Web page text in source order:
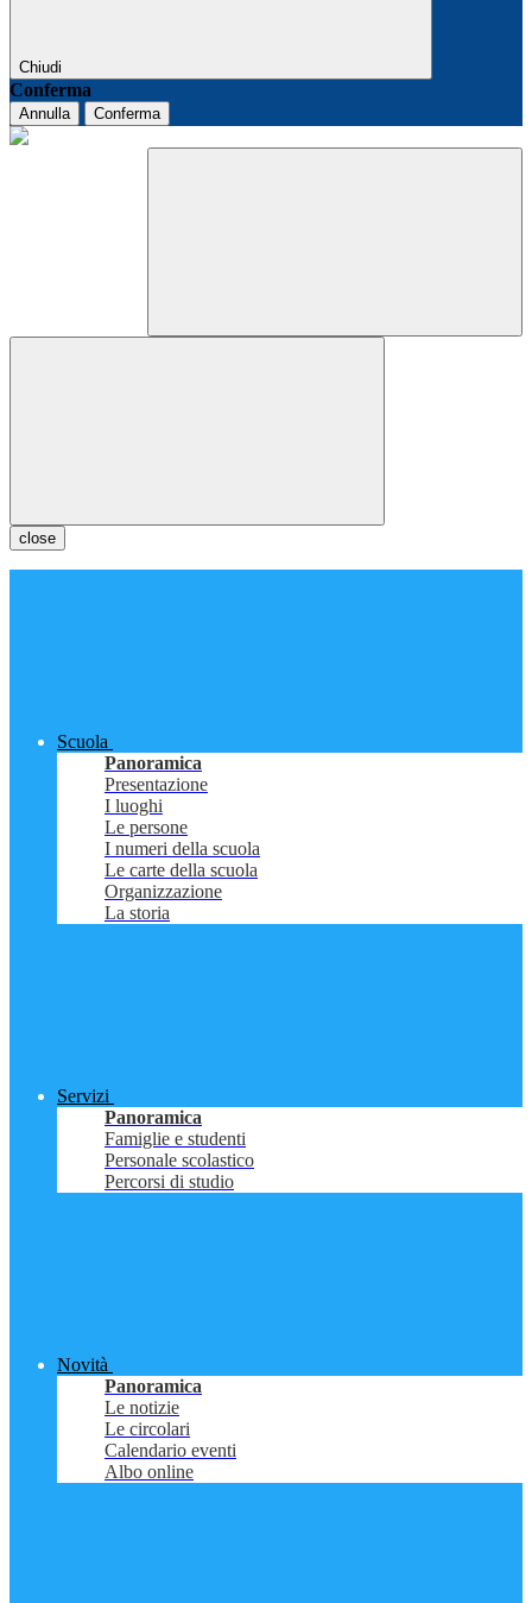
Chiudi
Conferma
Annulla Conferma
close
Scuola
Panoramica
Presentazione
I luoghi
Le persone
I numeri della scuola
Le carte della scuola
Organizzazione
La storia
Servizi
Panoramica
Famiglie e studenti
Personale scolastico
Percorsi di studio
Novità
Panoramica
Le notizie
Le circolari
Calendario eventi
Albo online